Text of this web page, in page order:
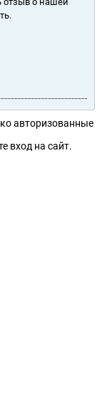
авторизованные
вход на сайт.